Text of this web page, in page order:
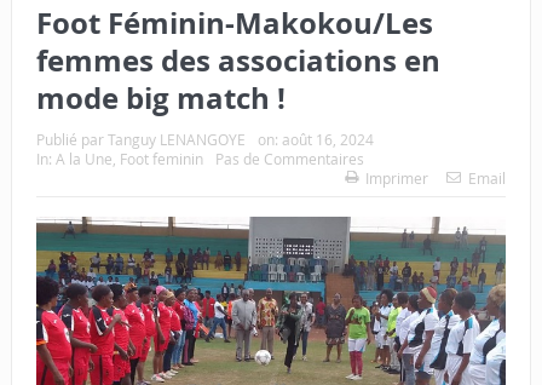
Foot Féminin-Makokou/Les
femmes des associations en
mode big match !
Publié parTanguy LENANGOYE on: août 16, 2024
In: A la Une Foot feminin
Pas de Commentaires
Imprimer
Email